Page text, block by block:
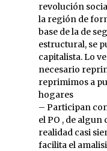
revolución
la región de
base de la de
estructural, se
capitalista. Lo
necesario
reprimimos a
hogares
– Participan
el PO , de algun
realidad casi
facilita el